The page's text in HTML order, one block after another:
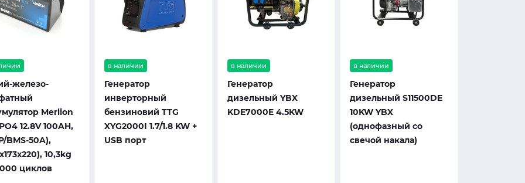
железо-
Merlion
12.8V 100AH,
BMS-50A),
10,3kg
циклов
в наличии
Генератор
инверторный
бензиновий TTG
XYG2000I 1.7/1.8 KW +
USB порт
в наличии
Генератор
дизельный YBX
KDE7000E 4.5KW
в наличии
Генератор
дизельный S11500DE
10KW YBX
(однофазный со
свечой накала)